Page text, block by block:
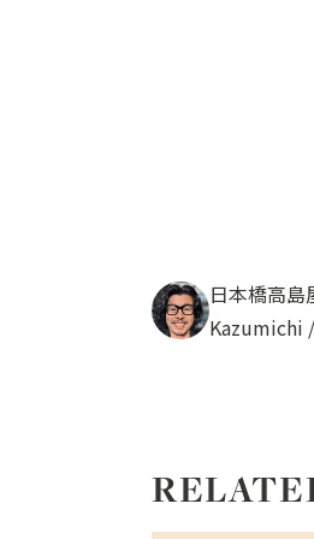
日本橋高島
Kazumichi